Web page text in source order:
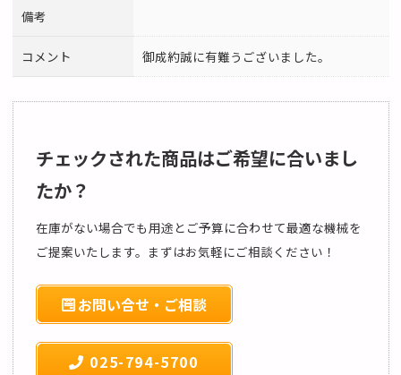
備考
コメント 御成約誠に有難うございました。
チェックされた商品はご希望に合いまし
たか？
在庫がない場合でも用途とご予算に合わせて最適な機械を
ご提案いたします。まずはお気軽にご相談ください！
お問い合せ・ご相談
025-794-5700